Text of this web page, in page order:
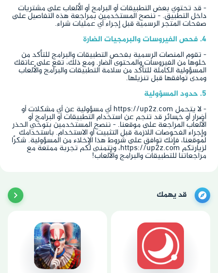
- قد تحتوي بعض التطبيقات أو البرامج أو الألعاب على مشتريات
داخل التطبيق. - ننصح المستخدمين بمراجعة هذه التفاصيل على
صفحات المتجر الرسمية قبل إجراء أي عمليات شراء.
4. فحص الفيروسات والبرمجيات الضارة
- تقوم المنصات الرسمية بفحص التطبيقات والبرامج للتأكد من
خلوها من الفيروسات والمحتوى الضار. ومع ذلك، تقع على عاتقك
المسؤولية الكاملة للتأكد من سلامة التطبيقات والبرامج والألعاب
ومدى توافقها قبل تنزيلها.
5. حدود المسؤولية
- لا يتحمل https://up2z.com أي مسؤولية عن أي مشكلات أو
أضرار أو خسائر قد تنجم عن استخدام التطبيقات أو البرامج أو
الألعاب المُراجعة على موقعنا. - ننصح المستخدمين بتوخي الحذر
وإجراء الفحوصات اللازمة قبل التثبيت أو الاستخدام. باستخدامك
لموقعنا، فإنك توافق على شروط هذا الإخلاء من المسؤولية. شكرًا
لزيارتكم https://up2z.com، ونتمنى لكم تجربة ممتعة مع
مراجعاتنا للتطبيقات والبرامج والألعاب!
قد يهمك